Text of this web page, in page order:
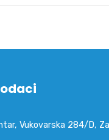
Vukovarska 284/D,